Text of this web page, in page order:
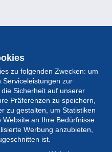
zu folgenden Zwecken: um
zur
Sicherheit auf unserer
Präferenzen zu speichern,
zu gestalten, um Statistiken
an Ihre Bedürfnisse
Werbung anzubieten,
ist.